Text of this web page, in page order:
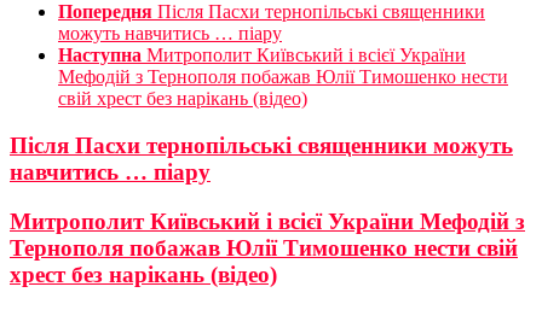
Попередня Після Пасхи тернопільські священники
можуть навчитись … піару
Наступна Митрополит Київський і всієї України
Мефодій з Тернополя побажав Юлії Тимошенко нести
свій хрест без нарікань (відео)
Після Пасхи тернопільські священники можуть
навчитись … піару
Митрополит Київський і всієї України Мефодій з
Тернополя побажав Юлії Тимошенко нести свій
хрест без нарікань (відео)